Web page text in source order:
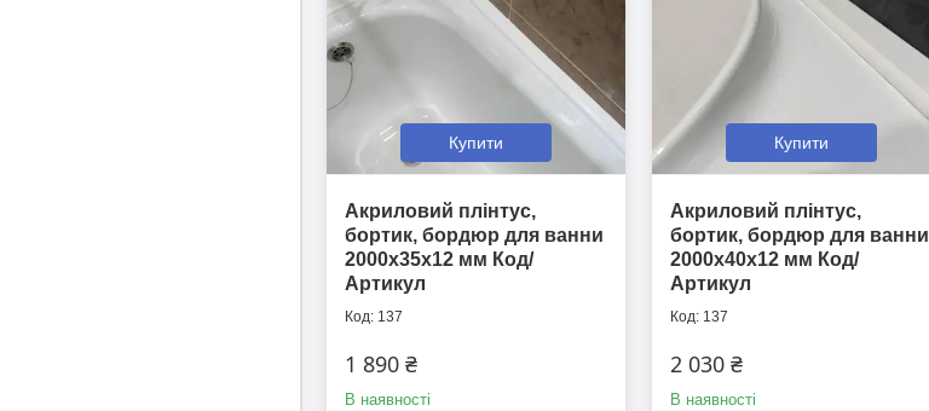
Купити
Акриловий плінтус,
бортик, бордюр для ванни
2000х35х12 мм Код/
Артикул
137
1 890 ₴
В наявності
Купити
Акриловий плінтус,
бортик, бордюр для ванни
2000х40х12 мм Код/
Артикул
137
2 030 ₴
В наявності